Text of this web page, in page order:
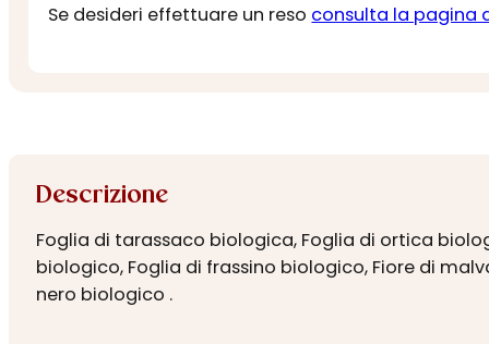
Se desideri effettuare un reso consulta la pagina
Descrizione
Foglia di tarassaco biologica, Foglia di ortica
biologico, Foglia di frassino biologico, Fiore di
nero biologico .